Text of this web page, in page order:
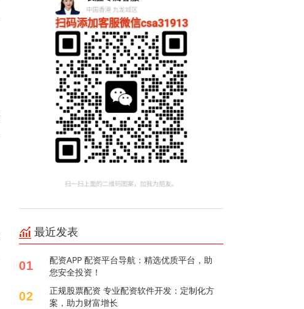
最近发表
01
配资APP 配资平台导航：精选优质平台，助
您安全投资！
02
正规股票配资 专业配资软件开发：定制化方
案，助力财富增长